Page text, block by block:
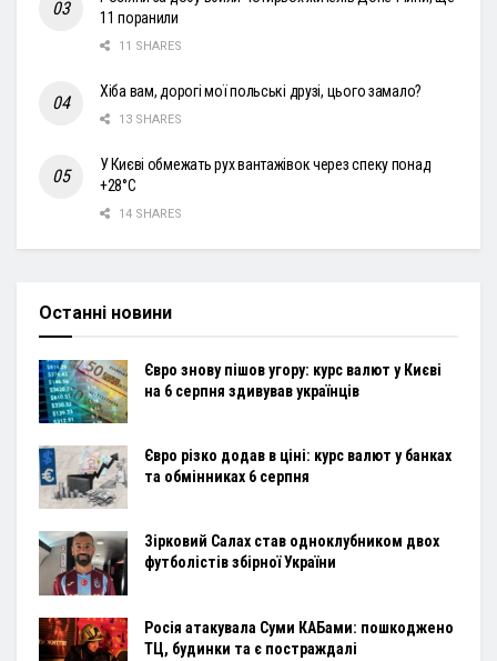
11 поранили
11 SHARES
Хіба вам, дорогі мої польські друзі, цього замало?
13 SHARES
У Києві обмежать рух вантажівок через спеку понад
+28°С
14 SHARES
Останні новини
Євро знову пішов угору: курс валют у Києві
на 6 серпня здивував українців
Євро різко додав в ціні: курс валют у банках
та обмінниках 6 серпня
Зірковий Салах став одноклубником двох
футболістів збірної України
Росія атакувала Суми КАБами: пошкоджено
ТЦ, будинки та є постраждалі